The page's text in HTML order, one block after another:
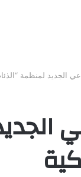
الجديد لمنظمة